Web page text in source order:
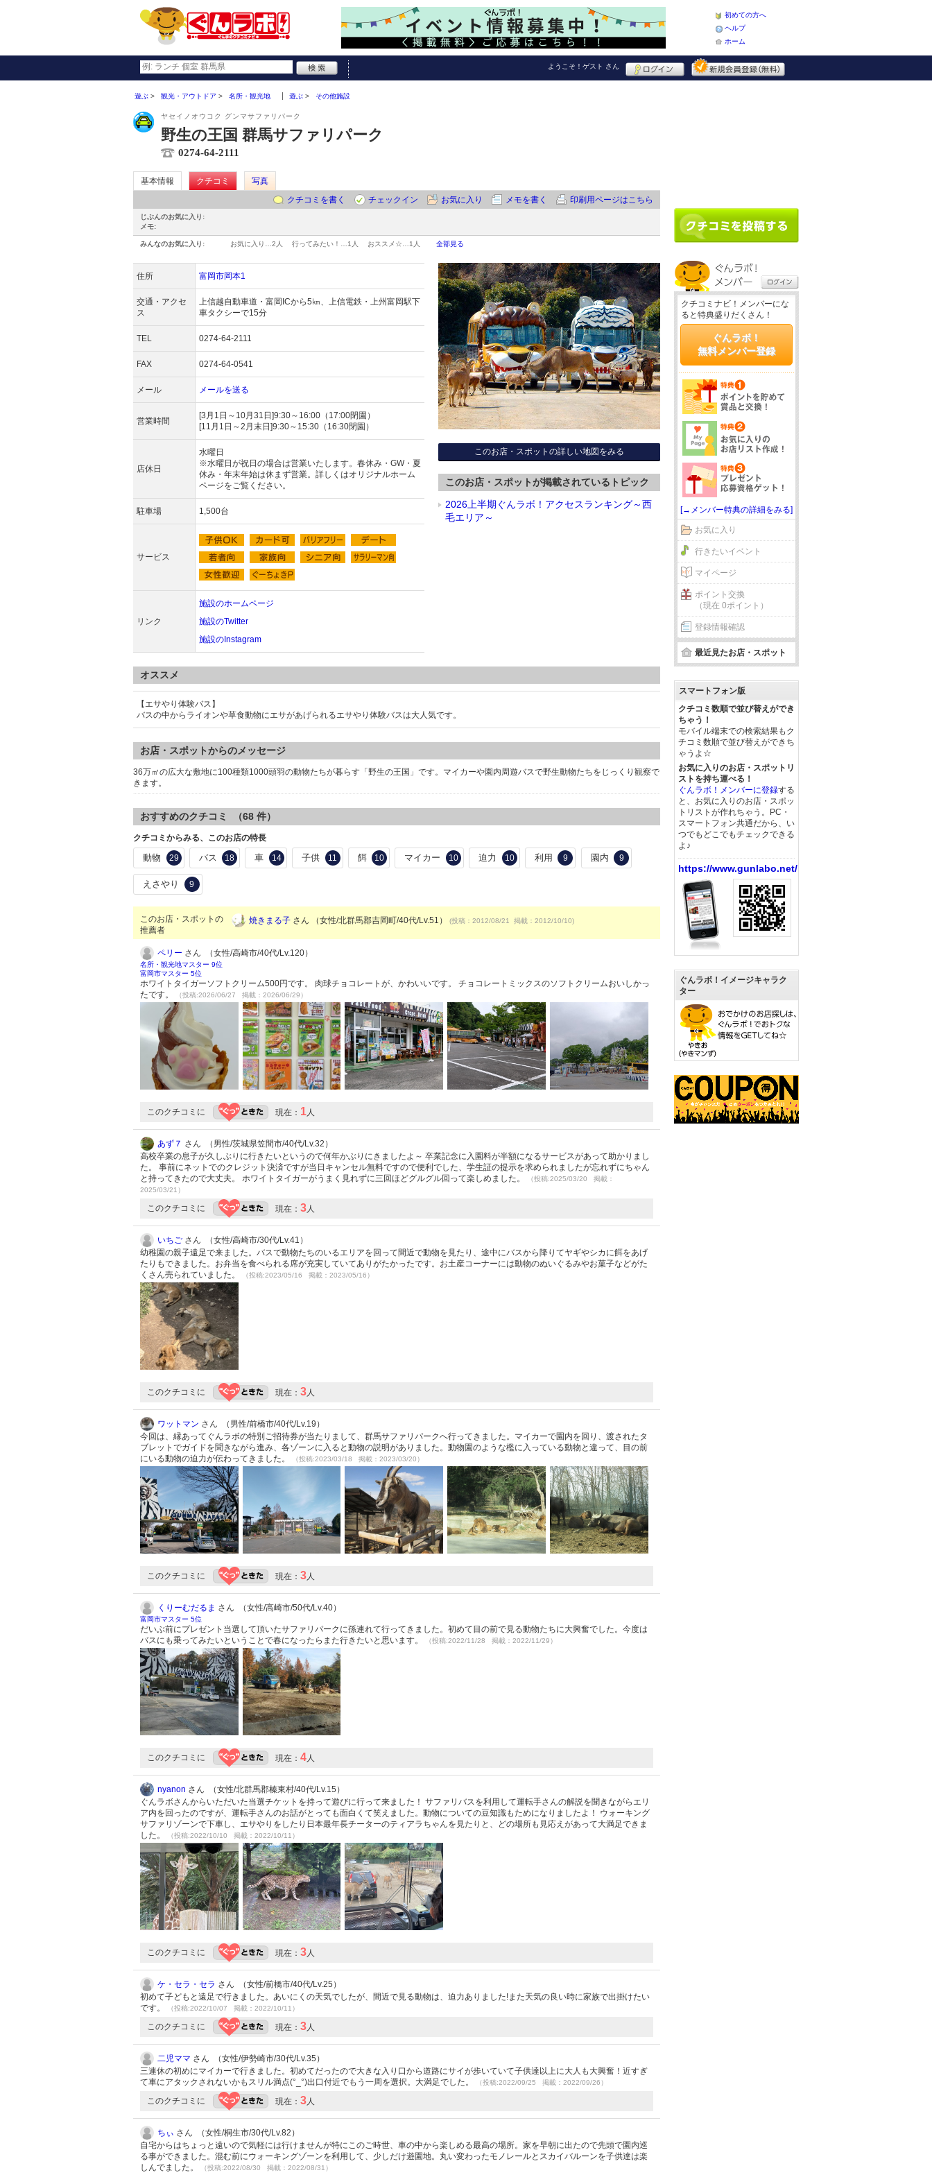
初めての方へ
ヘルプ
ホーム
ようこそ！ ゲスト さん
遊ぶ 観光・アウトドア 名所・観光地 遊ぶ その他施設
ヤセイノオウコク グンマサファリパーク
野生の王国 群馬サファリパーク
0274-64-2111
基本情報 クチコミ
写真
クチコミを書く
チェックイン お気に入り メモを書く 印刷用ページはこちら
じぶんのお気に入り:
メモ:
みんなのお気に入り: お気に入り… 2人 行ってみたい！… 1人 おススメ☆… 1人 全部見る
住所 富岡市岡本1
交通・アクセ
ス
上信越自動車道・富岡ICから5㎞、上信電鉄・上州富岡駅下
車タクシーで15分
TEL 0274-64-2111
FAX 0274-64-0541
メール メールを送る
営業時間
[3月1日～10月31日]9:30～16:00（17:00閉園）
[11月1日～2月末日]9:30～15:30（16:30閉園）
店休日
水曜日
※水曜日が祝日の場合は営業いたします。春休み・GW・夏
休み・年末年始は休まず営業。詳しくはオリジナルホーム
ページをご覧ください。
駐車場 1,500台
サービス
リンク
施設のホームページ
施設のTwitter
施設のInstagram
このお店・スポットの詳しい地図をみる
このお店・スポットが掲載されているトピック
2026上半期ぐんラボ！アクセスランキング～西
毛エリア～
オススメ
【エサやり体験バス】
バスの中からライオンや草食動物にエサがあげられるエサやり体験バスは大人気です。
お店・スポットからのメッセージ
36万㎡の広大な敷地に100種類1000頭羽の動物たちが暮らす「野生の王国」です。マイカーや園内周遊バスで野生動物たちをじっくり観察で
きます。
おすすめのクチコミ （68 件）
クチコミからみる、このお店の特長
動物 29 バス 18 車 14 子供 11 餌 10 マイカー 10 迫力 10 利用 9 園内 9
えさやり 9
このお店・スポットの
推薦者
焼きまる子 さん （女性/北群馬郡吉岡町/40代/Lv.51） (投稿：2012/08/21 掲載：2012/10/10)
ペリー さん （女性/高崎市/40代/Lv.120）
名所・観光地マスター 9位
富岡市マスター 5位
ホワイトタイガーソフトクリーム500円です。 肉球チョコレートが、かわいいです。 チョコレートミックスのソフトクリームおいしかっ
たです。
（投稿:2026/06/27 掲載：2026/06/29）
このクチコミに 現在： 1人
あず７ さん （男性/茨城県笠間市/40代/Lv.32）
高校卒業の息子が久しぶりに行きたいというので何年かぶりにきましたよ～ 卒業記念に入園料が半額になるサービスがあって助かりまし
た。 事前にネットでのクレジット決済ですが当日キャンセル無料ですので便利でした、学生証の提示を求められましたが忘れずにちゃん
と持ってきたので大丈夫。 ホワイトタイガーがうまく見れずに三回ほどグルグル回って楽しめました。
（投稿:2025/03/20 掲載：
2025/03/21）
このクチコミに 現在： 3人
いちご さん （女性/高崎市/30代/Lv.41）
幼稚園の親子遠足で来ました。バスで動物たちのいるエリアを回って間近で動物を見たり、途中にバスから降りてヤギやシカに餌をあげ
たりもできました。お弁当を食べられる席が充実していてありがたかったです。お土産コーナーには動物のぬいぐるみやお菓子などがた
くさん売られていました。
（投稿:2023/05/16 掲載：2023/05/16）
このクチコミに 現在： 3人
ワットマン さん （男性/前橋市/40代/Lv.19）
今回は、縁あってぐんラボの特別ご招待券が当たりまして、群馬サファリパークへ行ってきました。マイカーで園内を回り、渡されたタ
ブレットでガイドを聞きながら進み、各ゾーンに入ると動物の説明がありました。動物園のような檻に入っている動物と違って、目の前
にいる動物の迫力が伝わってきました。
（投稿:2023/03/18 掲載：2023/03/20）
このクチコミに 現在： 3人
くりーむだるま さん （女性/高崎市/50代/Lv.40）
富岡市マスター 5位
だいぶ前にプレゼント当選して頂いたサファリパークに孫連れて行ってきました。初めて目の前で見る動物たちに大興奮でした。今度は
バスにも乗ってみたいということで春になったらまた行きたいと思います。
（投稿:2022/11/28 掲載：2022/11/29）
このクチコミに 現在： 4人
nyanon さん （女性/北群馬郡榛東村/40代/Lv.15）
ぐんラボさんからいただいた当選チケットを持って遊びに行って来ました！ サファリバスを利用して運転手さんの解説を聞きながらエリ
ア内を回ったのですが、運転手さんのお話がとっても面白くて笑えました。動物についての豆知識もためになりましたよ！ ウォーキング
サファリゾーンで下車し、エサやりをしたり日本最年長チーターのティアラちゃんを見たりと、どの場所も見応えがあって大満足できま
した。
（投稿:2022/10/10 掲載：2022/10/11）
このクチコミに 現在： 3人
ケ・セラ・セラ さん （女性/前橋市/40代/Lv.25）
初めて子どもと遠足で行きました。あいにくの天気でしたが、間近で見る動物は、迫力ありました!また天気の良い時に家族で出掛けたい
です。
（投稿:2022/10/07 掲載：2022/10/11）
このクチコミに 現在： 3人
二児ママ さん （女性/伊勢崎市/30代/Lv.35）
三連休の初めにマイカーで行きました。初めてだったので大きな入り口から道路にサイが歩いていて子供達以上に大人も大興奮！近すぎ
て車にアタックされないかもスリル満点(°_°)出口付近でもう一周を選択。大満足でした。
（投稿:2022/09/25 掲載：2022/09/26）
このクチコミに 現在： 3人
ちぃ さん （女性/桐生市/30代/Lv.82）
自宅からはちょっと遠いので気軽には行けませんが特にこのご時世、車の中から楽しめる最高の場所。家を早朝に出たので先頭で園内巡
る事ができました。混む前にウォーキングゾーンを利用して、少しだけ遊園地。丸い変わったモノレールとスカイバルーンを子供達は楽
しんでました。
（投稿:2022/08/30 掲載：2022/08/31）
クチコミナビ！メンバーにな
ると特典盛りだくさん！
ぐんラボ！
無料メンバー登録
[→メンバー特典の詳細をみる]
お気に入り
行きたいイベント
マイページ
ポイント交換
（現在 0ポイント）
登録情報確認
最近見たお店・スポット
スマートフォン版
クチコミ数順で並び替えができ
ちゃう！
モバイル端末での検索結果もク
チコミ数順で並び替えができち
ゃうよ☆
お気に入りのお店・スポットリ
ストを持ち運べる！
ぐんラボ！メンバーに登録する
と、お気に入りのお店・スポッ
トリストが作れちゃう。PC・
スマートフォン共通だから、い
つでもどこでもチェックできる
よ♪
https://www.gunlabo.net/
ぐんラボ！イメージキャラク
ター